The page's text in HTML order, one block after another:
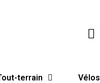
terrain Vélos